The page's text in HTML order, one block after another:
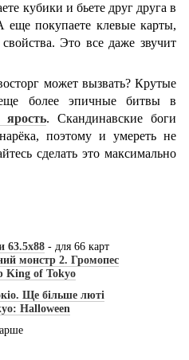
кубики и бьете друг друга в
покупаете клевые карты,
Это все даже звучит
может вызвать? Крутые
более эпичные битвы в
. Скандинавские боги
поэтому и умереть не
сделать это максимально
63.5x88 - для 66 карт
монстр 2. Громопес
King of Tokyo
Ще більше люті
Halloween